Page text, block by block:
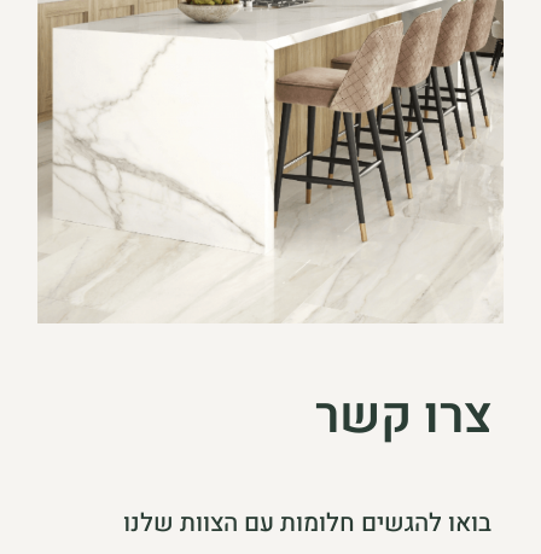
צרו קשר
בואו להגשים חלומות עם הצוות שלנו